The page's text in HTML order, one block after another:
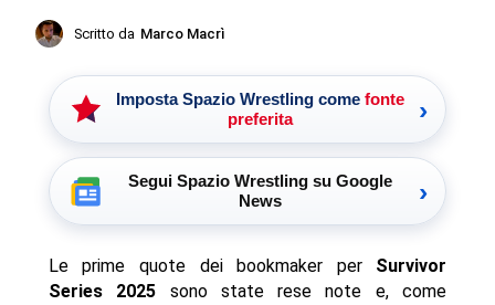
Scritto da Marco Macrì
Imposta Spazio Wrestling come fonte
preferita
›
Segui Spazio Wrestling su Google
News
›
Le prime quote dei bookmaker per Survivor
Series 2025 sono state rese note e, come